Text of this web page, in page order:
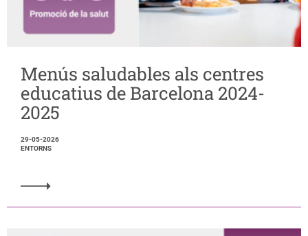
Menús saludables als centres
educatius de Barcelona 2024-
2025
29-05-2026
ENTORNS